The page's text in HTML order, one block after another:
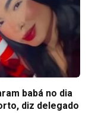
babá no dia
diz delegado